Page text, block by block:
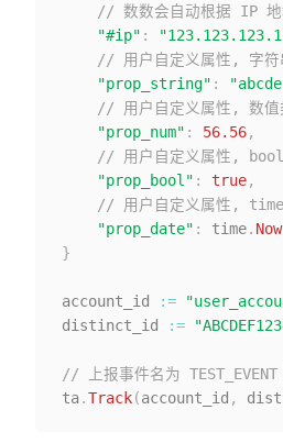
// 数数会自动根据 IP 地
"#ip" :
// 用户自定义属性, 字符
"prop_string" :
// 用户自定义属性, 数值
"prop_num" : 56.56,
// 用户自定义属性,
"prop_bool" : true,
// 用户自定义属性,
"prop_date" : time. Now
}
account_id :=
distinct_id
:=
// 上报事件名为
ta.Track(account_id ,